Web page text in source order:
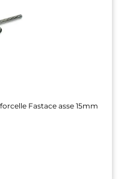
Fastace asse 15mm